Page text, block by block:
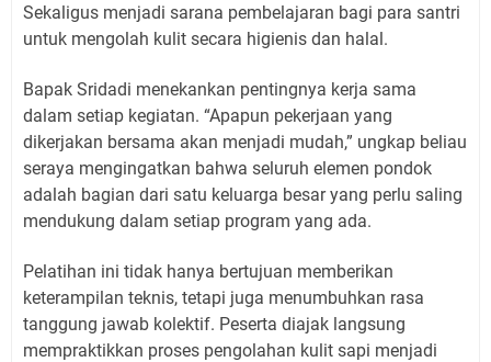
Sekaligus menjadi sarana pembelajaran bagi para santri
untuk mengolah kulit secara higienis dan halal.
Bapak Sridadi menekankan pentingnya kerja sama
dalam setiap kegiatan. “Apapun pekerjaan yang
dikerjakan bersama akan menjadi mudah,” ungkap beliau
seraya mengingatkan bahwa seluruh elemen pondok
adalah bagian dari satu keluarga besar yang perlu saling
mendukung dalam setiap program yang ada.
Pelatihan ini tidak hanya bertujuan memberikan
keterampilan teknis, tetapi juga menumbuhkan rasa
tanggung jawab kolektif. Peserta diajak langsung
mempraktikkan proses pengolahan kulit sapi menjadi